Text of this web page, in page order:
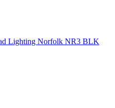
Lighting Norfolk NR3 BLK